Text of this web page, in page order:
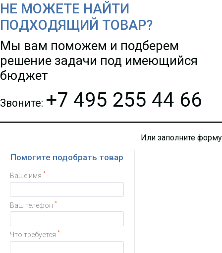
НЕ МОЖЕТЕ НАЙТИ
ПОДХОДЯЩИЙ ТОВАР?
Мы вам поможем и подберем
решение задачи под имеющийся
бюджет
Звоните: +7 495 255 44 66
Или заполните форму
Помогите подобрать товар
Ваше имя *
Ваш телефон *
Что требуется *